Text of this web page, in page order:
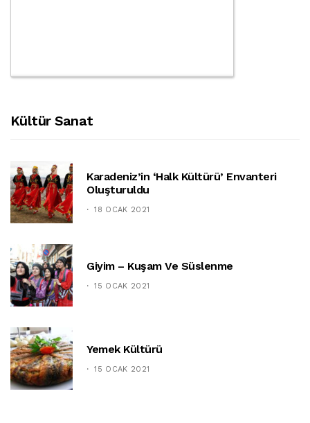
Kültür Sanat
Karadeniz’in ‘halk Kültürü’ Envanteri
Oluşturuldu
18 OCAK 2021
Giyim – Kuşam Ve Süslenme
15 OCAK 2021
Yemek Kültürü
15 OCAK 2021